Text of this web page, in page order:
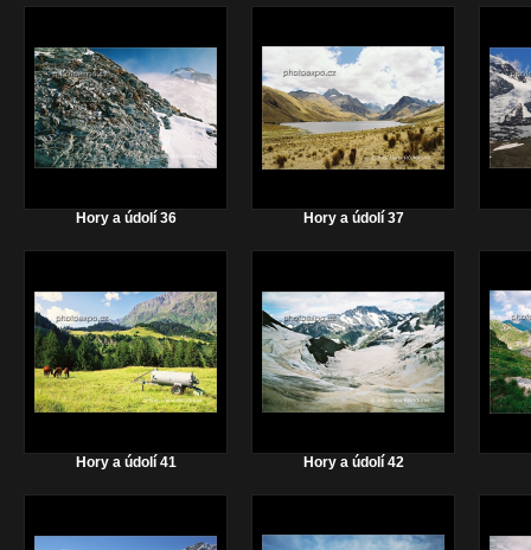
Hory a údolí 36 Hory a údolí 37
Hory a údolí 41 Hory a údolí 42